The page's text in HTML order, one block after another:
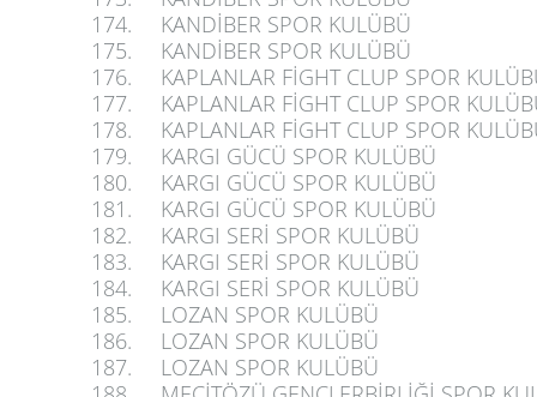
174.
KANDİBER SPOR KULÜBÜ
175.
KANDİBER SPOR KULÜBÜ
176.
KAPLANLAR FİGHT CLUP SPOR
177.
KAPLANLAR FİGHT CLUP SPOR
178.
KAPLANLAR FİGHT CLUP SPOR
179.
KARGI GÜCÜ SPOR KULÜBÜ
180.
KARGI GÜCÜ SPOR KULÜBÜ
181.
KARGI GÜCÜ SPOR KULÜBÜ
182.
KARGI SERİ SPOR KULÜBÜ
183.
KARGI SERİ SPOR KULÜBÜ
184.
KARGI SERİ SPOR KULÜBÜ
185.
LOZAN SPOR KULÜBÜ
186.
LOZAN SPOR KULÜBÜ
187.
LOZAN SPOR KULÜBÜ